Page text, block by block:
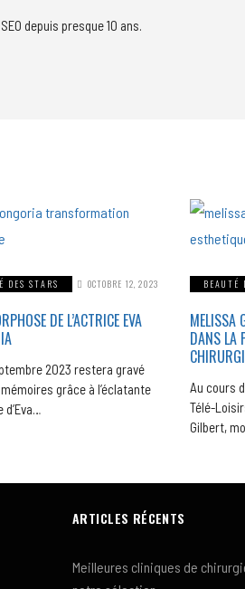
depuis presque 10 ans.
DES STARS OCTOBRE 12, 2023
DE L’ACTRICE EVA
2023 restera gravé
grâce à l’éclatante
BEAUTÉ
MELISSA
DANS LA
Au cours
Télé-
Gilbert,
ARTICLES RÉCENTS
Meilleures cliniques de